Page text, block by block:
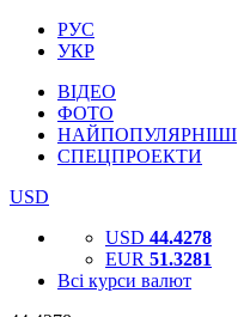
РУС
УКР
ВІДЕО
ФОТО
НАЙПОПУЛЯРНІШІ
СПЕЦПРОЕКТИ
USD
USD 44.4278
EUR 51.3281
Всі курси валют